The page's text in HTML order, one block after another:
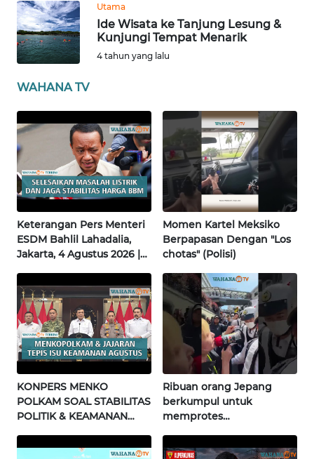
Utama
Ide Wisata ke Tanjung Lesung &
Kunjungi Tempat Menarik
4 tahun yang lalu
WAHANA TV
Keterangan Pers Menteri
ESDM Bahlil Lahadalia,
Jakarta, 4 Agustus 2026 |
Momen Kartel Meksiko
Berpapasan Dengan "Los
chotas" (Polisi)
KONPERS MENKO
POLKAM SOAL STABILITAS
POLITIK & KEAMANAN
Terkini
Ribuan orang Jepang
berkumpul untuk
memprotes
pertama di Fujisawa
WN
SULTRA
WN
WN
SULTENG
WN
SULBAR
WN
BABEL
WN
SUMBAR
WN
SUMSEL
WN
BENGKULU